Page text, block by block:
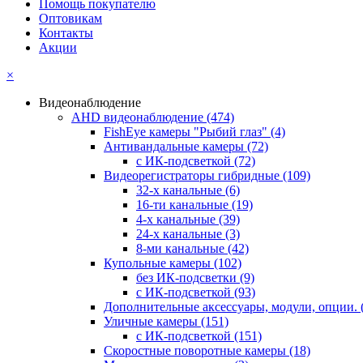
Помощь покупателю
Оптовикам
Контакты
Акции
×
Видеонаблюдение
AHD видеонаблюдение (474)
FishEye камеры "Рыбий глаз" (4)
Антивандальные камеры (72)
с ИК-подсветкой (72)
Видеорегистраторы гибридные (109)
32-х канальные (6)
16-ти канальные (19)
4-х канальные (39)
24-х канальные (3)
8-ми канальные (42)
Купольные камеры (102)
без ИК-подсветки (9)
с ИК-подсветкой (93)
Дополнительные аксессуары, модули, опции.
Уличные камеры (151)
с ИК-подсветкой (151)
Скоростные поворотные камеры (18)